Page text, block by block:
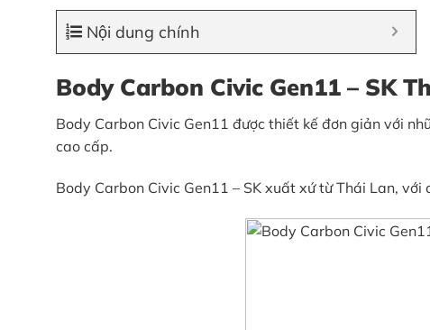
Nội dung chính
Body Carbon Civic Gen11 – SK
Body Carbon Civic Gen11 được thiết kế đơn giản với
cao cấp.
Body Carbon Civic Gen11 – SK xuất xứ từ Thái Lan,